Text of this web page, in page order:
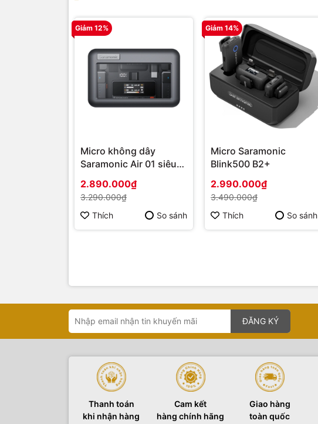
Giảm 12%
Micro không dây
Saramonic Air 01 siêu
In
2.890.000₫
3.290.000₫
Thích
So sánh
Giảm 14%
Micro Saramonic
Blink500 B2+
2.990.000₫
3.490.000₫
Thích
So sánh
ĐĂNG KÝ
Thanh toán
khi nhận hàng
Cam kết
hàng chính hãng
Giao hàng
toàn quốc